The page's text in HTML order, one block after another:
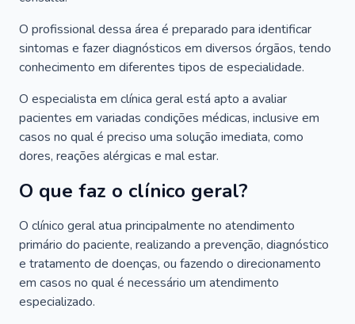
O profissional dessa área é preparado para identificar
sintomas e fazer diagnósticos em diversos órgãos, tendo
conhecimento em diferentes tipos de especialidade.
O especialista em clínica geral está apto a avaliar
pacientes em variadas condições médicas, inclusive em
casos no qual é preciso uma solução imediata, como
dores, reações alérgicas e mal estar.
O que faz o clínico geral?
O clínico geral atua principalmente no atendimento
primário do paciente, realizando a prevenção, diagnóstico
e tratamento de doenças, ou fazendo o direcionamento
em casos no qual é necessário um atendimento
especializado.